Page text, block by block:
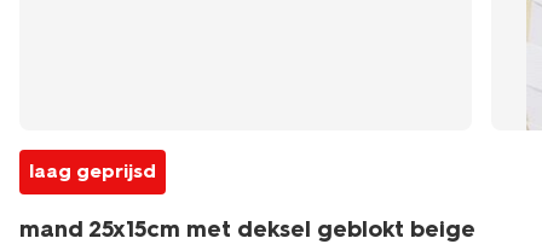
laag geprijsd
mand 25x15cm met deksel geblokt beige